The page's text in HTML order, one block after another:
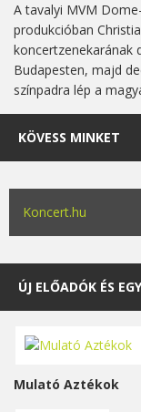
A tavalyi MVM
produkcióban
koncertzenekarának
Budapesten, majd
színpadra lép a
KÖVESS MINKET
Koncert.hu
ÚJ ELŐADÓK ÉS
Mulató Aztékok